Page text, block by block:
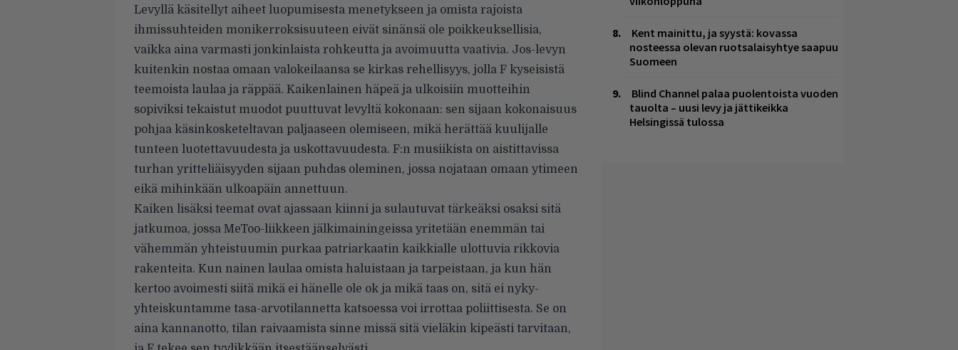
Levyllä käsitellyt aiheet luopumisesta menetykseen ja omista rajoista
ihmissuhteiden monikerroksisuuteen eivät sinänsä ole poikkeuksellisia,
vaikka aina varmasti jonkinlaista rohkeutta ja avoimuutta vaativia. Jos-levyn
kuitenkin nostaa omaan valokeilaansa se kirkas rehellisyys, jolla F kyseisistä
teemoista laulaa ja räppää. Kaikenlainen häpeä ja ulkoisiin muotteihin
sopiviksi tekaistut muodot puuttuvat levyltä kokonaan: sen sijaan kokonaisuus
pohjaa käsinkosketeltavan paljaaseen olemiseen, mikä herättää kuulijalle
tunteen luotettavuudesta ja uskottavuudesta. F:n musiikista on aistittavissa
turhan yritteliäisyyden sijaan puhdas oleminen, jossa nojataan omaan ytimeen
eikä mihinkään ulkoapäin annettuun.
Kaiken lisäksi teemat ovat ajassaan kiinni ja sulautuvat tärkeäksi osaksi sitä
jatkumoa, jossa MeToo-liikkeen jälkimainingeissa yritetään enemmän tai
vähemmän yhteistuumin purkaa patriarkaatin kaikkialle ulottuvia rikkovia
rakenteita. Kun nainen laulaa omista haluistaan ja tarpeistaan, ja kun hän
kertoo avoimesti siitä mikä ei hänelle ole ok ja mikä taas on, sitä ei nyky-
yhteiskuntamme tasa-arvotilannetta katsoessa voi irrottaa poliittisesta. Se on
aina kannanotto, tilan raivaamista sinne missä sitä vieläkin kipeästi tarvitaan,
Kent mainittu, ja syystä: kovassa
nosteessa olevan ruotsalaisyhtye saapuu
Suomeen
Blind Channel palaa puolentoista vuoden
tauolta – uusi levy ja jättikeikka
Helsingissä tulossa